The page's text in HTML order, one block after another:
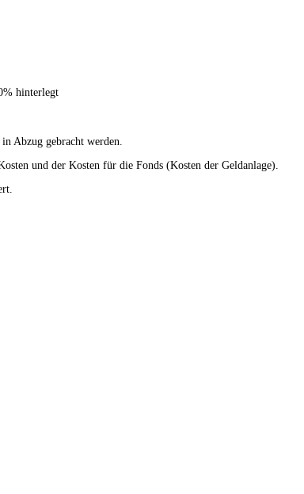
hinterlegt
Abzug gebracht werden.
und der Kosten für die Fonds (Kosten der Geldanlage).